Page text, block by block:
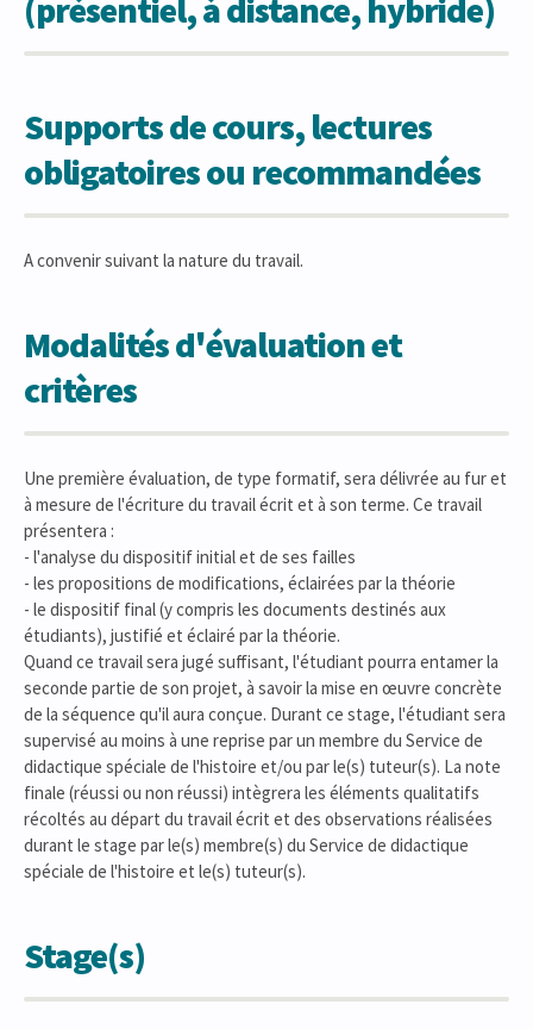
(présentiel, à distance, hybride)
Supports de cours, lectures
obligatoires ou recommandées
A convenir suivant la nature du travail.
Modalités d'évaluation et
critères
Une première évaluation, de type formatif, sera délivrée au fur et
à mesure de l'écriture du travail écrit et à son terme. Ce travail
présentera :
- l'analyse du dispositif initial et de ses failles
- les propositions de modifications, éclairées par la théorie
- le dispositif final (y compris les documents destinés aux
étudiants), justifié et éclairé par la théorie.
Quand ce travail sera jugé suffisant, l'étudiant pourra entamer la
seconde partie de son projet, à savoir la mise en œuvre concrète
de la séquence qu'il aura conçue. Durant ce stage, l'étudiant sera
supervisé au moins à une reprise par un membre du Service de
didactique spéciale de l'histoire et/ou par le(s) tuteur(s). La note
finale (réussi ou non réussi) intègrera les éléments qualitatifs
récoltés au départ du travail écrit et des observations réalisées
durant le stage par le(s) membre(s) du Service de didactique
spéciale de l'histoire et le(s) tuteur(s).
Stage(s)